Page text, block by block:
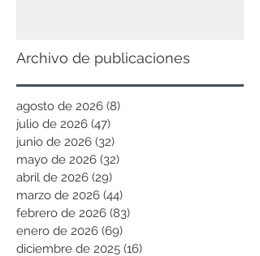
Archivo de publicaciones
agosto de 2026 (8)
julio de 2026 (47)
junio de 2026 (32)
mayo de 2026 (32)
abril de 2026 (29)
marzo de 2026 (44)
febrero de 2026 (83)
enero de 2026 (69)
diciembre de 2025 (16)